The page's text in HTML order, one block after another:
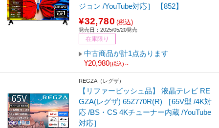
ジョン /YouTube対応］ 【852】
¥32,780 (税込)
発売日：2025/05/20発売
在庫限り
中古商品が計1点あります
¥20,980(税込)～
REGZA（レグザ）
【リファービッシュ品】 液晶テレビ RE
GZA(レグザ) 65Z770R(R) ［65V型 /4K対
応 /BS・CS 4Kチューナー内蔵 /YouTube
対応］